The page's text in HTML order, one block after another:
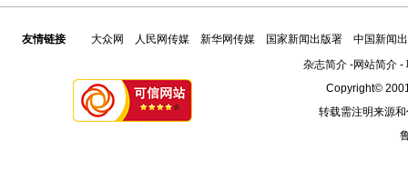
友情链接 大众网 人民网传媒 新华网传媒 国家新闻出版署
中国新闻
杂志简介-网站简介-
Copyright©
转载需注明来源